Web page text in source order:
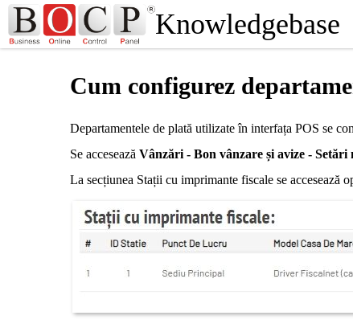
Knowledgebase
Cum configurez
Departamentele de plată utilizate în interfața POS se
Se accesează Vânzări - Bon vânzare și avize -
La secțiunea Stații cu imprimante fiscale se accesează